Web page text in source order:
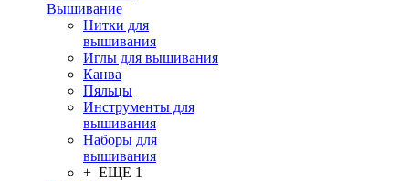
Вышивание
Нитки для
вышивания
Иглы для вышивания
Канва
Пяльцы
Инструменты для
вышивания
Наборы для
вышивания
+ ЕЩЕ 1